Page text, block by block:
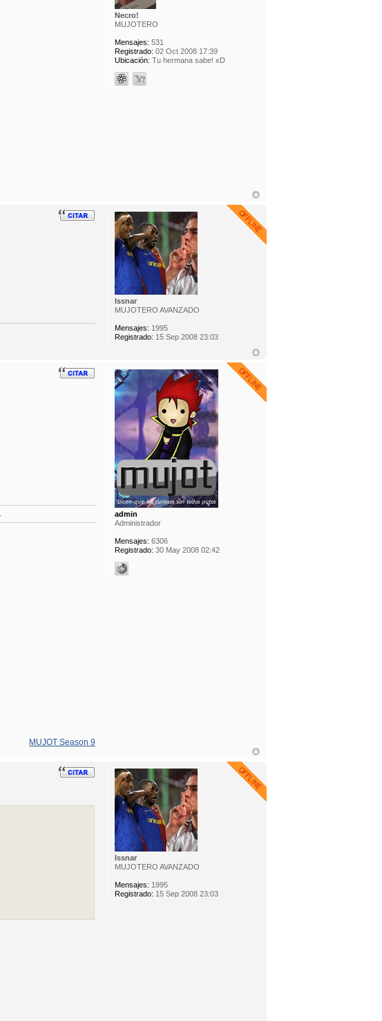
Necro!
MUJOTERO
Mensajes: 531
Registrado: 02 Oct 2008 17:39
Ubicación: Tu hermana sabe! xD
Issnar
MUJOTERO AVANZADO
Mensajes: 1995
Registrado: 15 Sep 2008 23:03
MUJOT Season 9
admin
Administrador
Mensajes: 6306
Registrado: 30 May 2008 02:42
Issnar
MUJOTERO AVANZADO
Mensajes: 1995
Registrado: 15 Sep 2008 23:03